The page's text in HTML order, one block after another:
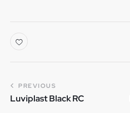
PREVIOUS
Luviplast Black RC